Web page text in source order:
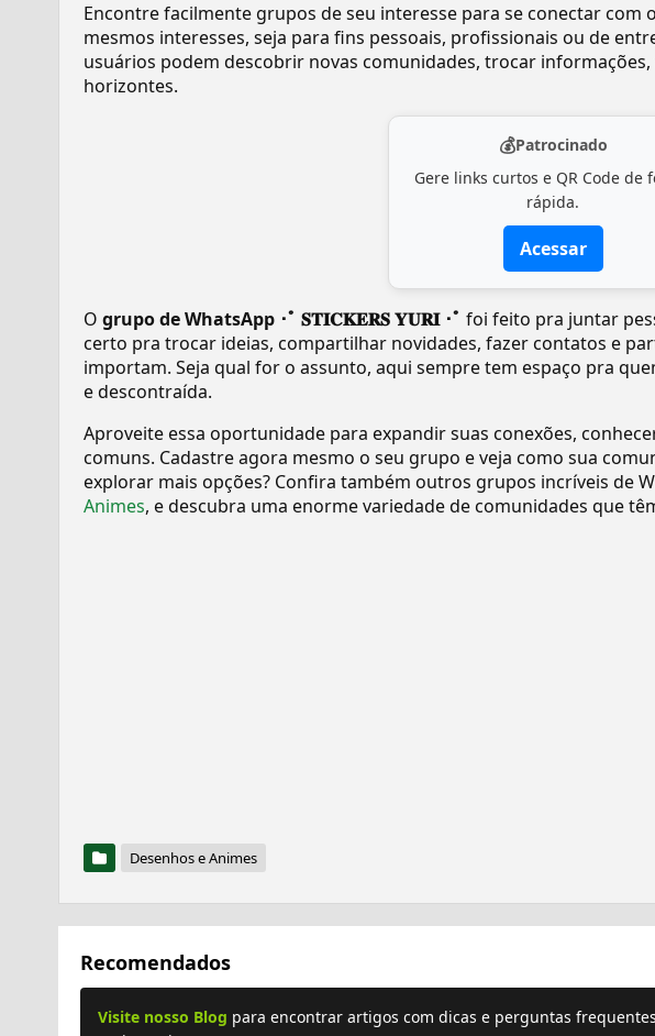
Encontre facilmente grupos de seu interesse para se conectar com
mesmos interesses, seja para fins pessoais, profissionais ou de
usuários podem descobrir novas comunidades, trocar
horizontes.
💰Patrocinado
Gere links curtos e QR Code de
rápida.
Acessar
O grupo de WhatsApp ･ﾟ 𝐒𝐓𝐈𝐂𝐊𝐄𝐑𝐒 𝐘𝐔𝐑𝐈 ･ﾟ foi feito pra juntar
certo pra trocar ideias, compartilhar novidades, fazer contatos e
importam. Seja qual for o assunto, aqui sempre tem espaço pra
e descontraída.
Aproveite essa oportunidade para expandir suas conexões,
comuns. Cadastre agora mesmo o seu grupo e veja como sua
explorar mais opções? Confira também outros grupos incríveis de
Animes, e descubra uma enorme variedade de comunidades que
Desenhos e Animes
Recomendados
Visite nosso Blog para encontrar artigos com dicas e perguntas